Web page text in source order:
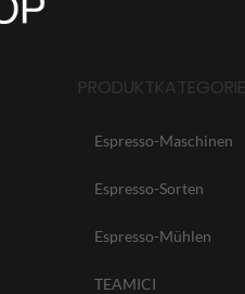
Espresso-Maschinen
Espresso-Sorten
Espresso-Mühlen
TEAMICI